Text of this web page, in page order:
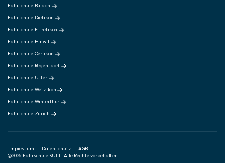
Fahrschule Bülach
Fahrschule Dietikon
Fahrschule Effretikon
Fahrschule Hinwil
Fahrschule Oerlikon
Fahrschule Regensdorf
Fahrschule Uster
Fahrschule Wetzikon
Fahrschule Winterthur
Fahrschule Zürich
Impressum Datenschutz
AGB
©2026 Fahrschule SULI. Alle Rechte vorbehalten.